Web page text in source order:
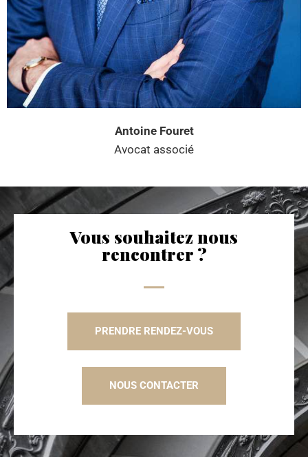
Antoine Fouret
Avocat associé
Vous souhaitez nous
rencontrer ?
PRENDRE RENDEZ-VOUS
NOUS CONTACTER